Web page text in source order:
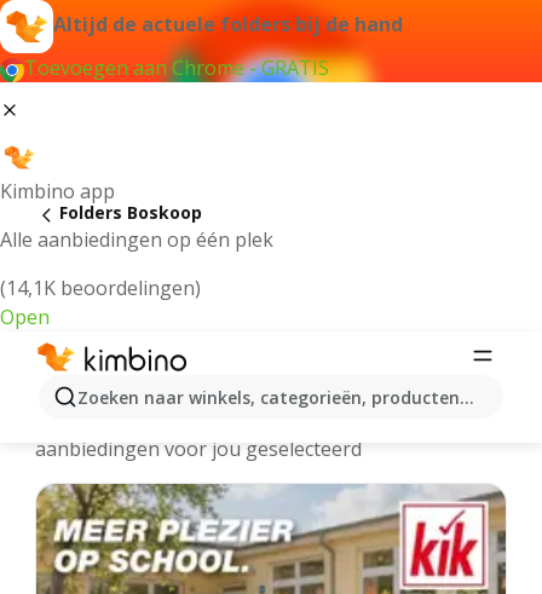
Altijd de actuele folders bij de hand
Toevoegen aan Chrome - GRATIS
Kimbino app
Alle aanbiedingen op één plek
(14,1K beoordelingen)
Open
Zoeken naar winkels, categorieën, producten...
Folders Boskoop
Boskoop - Meest recente folders
aanbiedingen voor jou geselecteerd